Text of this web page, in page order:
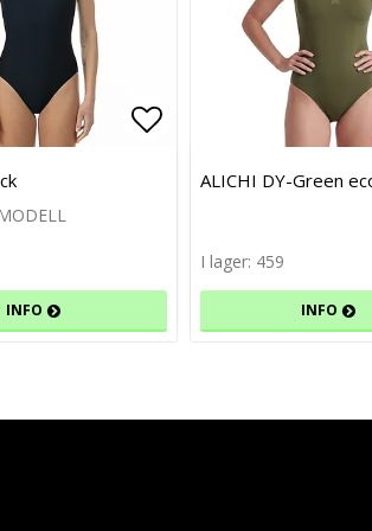
Lägg till i
Lägg till i
INFO
ALICHI DY-Green
I lager: 459
INFO